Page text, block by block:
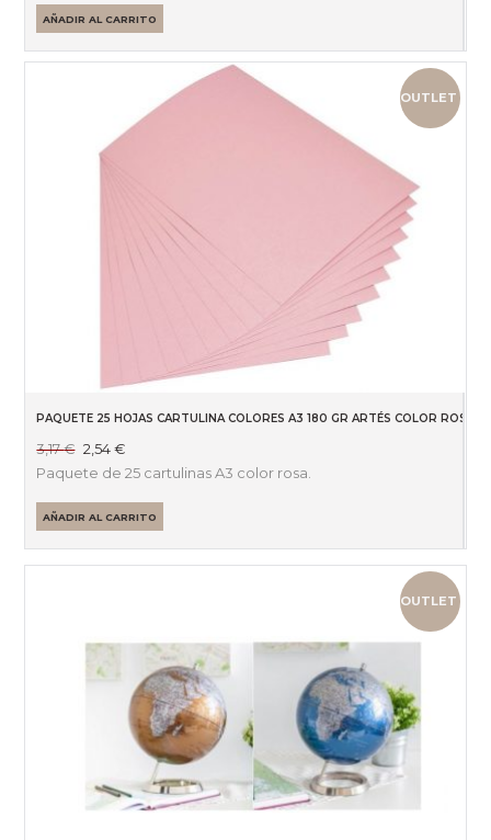
AÑADIR AL CARRITO
OUTLET
PAQUETE 25 HOJAS CARTULINA COLORES A3 180 GR ARTÉS COLOR ROSA
3,17€ El
precio
era:
3,17 €.
2,54€El
precio
es:
2,54 €.
Paquete de 25 cartulinas A3 color rosa.
AÑADIR AL CARRITO
OUTLET